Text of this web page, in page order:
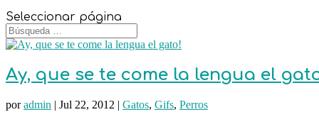
Seleccionar página
Ay, que se te come la lengua el
poradmin | Jul 22, 2012 | Gatos, Gifs, Perros